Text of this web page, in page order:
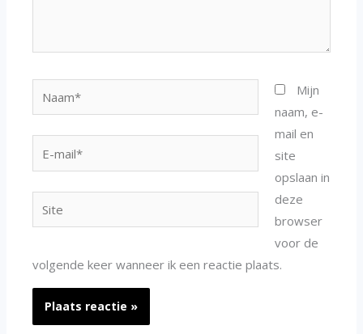
mail*
Mijn
naam, e-
mail en
site
opslaan in
deze
browser
voor de
volgende keer wanneer ik een reactie plaats.